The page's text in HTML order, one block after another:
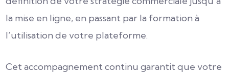
la mise en ligne, en passant par la formation à
l’utilisation de votre plateforme.
Cet accompagnement continu garantit que votre